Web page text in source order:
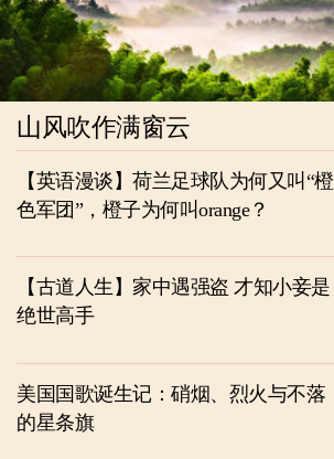
山风吹作满窗云
【英语漫谈】荷兰足球队为何又叫“橙
色军团”，橙子为何叫orange？
【古道人生】家中遇强盗 才知小妾是
绝世高手
美国国歌诞生记：硝烟、烈火与不落
的星条旗